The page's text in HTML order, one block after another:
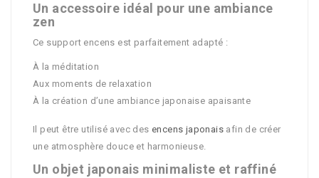
Un accessoire idéal pour une ambiance
zen
Ce support encens est parfaitement adapté :
À la méditation
Aux moments de relaxation
À la création d’une ambiance japonaise apaisante
Il peut être utilisé avec des encens japonais afin de créer
une atmosphère douce et harmonieuse.
Un objet japonais minimaliste et raffiné